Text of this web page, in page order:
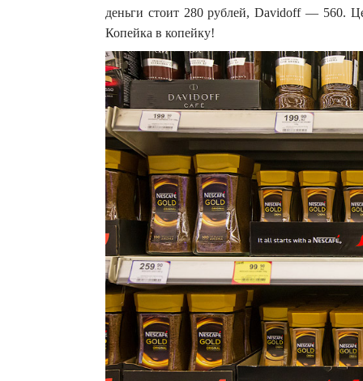
деньги стоит 280 рублей, Davidoff — 560.
Копейка в копейку!